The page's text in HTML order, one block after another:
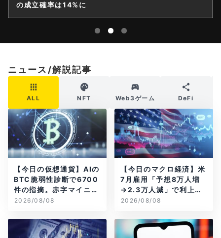
の成立確率は14%に
ニュース/解説記事
ALL NFT Web3ゲーム DeFi
【今日の仮想通貨】AIの
BTC脆弱性診断で6700
件の指摘。赤字マイニン
グ企業はAIに賭ける
2026/08/08
【今日のマクロ経済】米
7月雇用「予想8万人増
→2.3万人減」で利上げ
観測後退
2026/08/08